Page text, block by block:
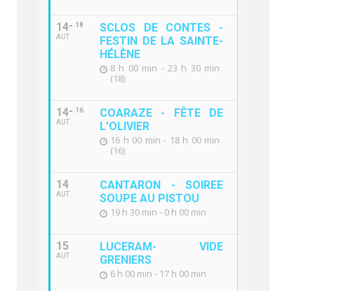
INFORMATION DÉCHETTERIE
14
AUT
18
SCLOS DE CONTES -
FESTIN DE LA SAINTE-
HÉLÈNE
8 h 00 min - 23 h 30 min
(18)
14
AUT
16
COARAZE - FÊTE DE
L'OLIVIER
16 h 00 min - 18 h 00 min
(16)
14
AUT
CANTARON - SOIREE
SOUPE AU PISTOU
19 h 30 min - 0 h 00 min
15
AUT
LUCERAM- VIDE
GRENIERS
6 h 00 min - 17 h 00 min